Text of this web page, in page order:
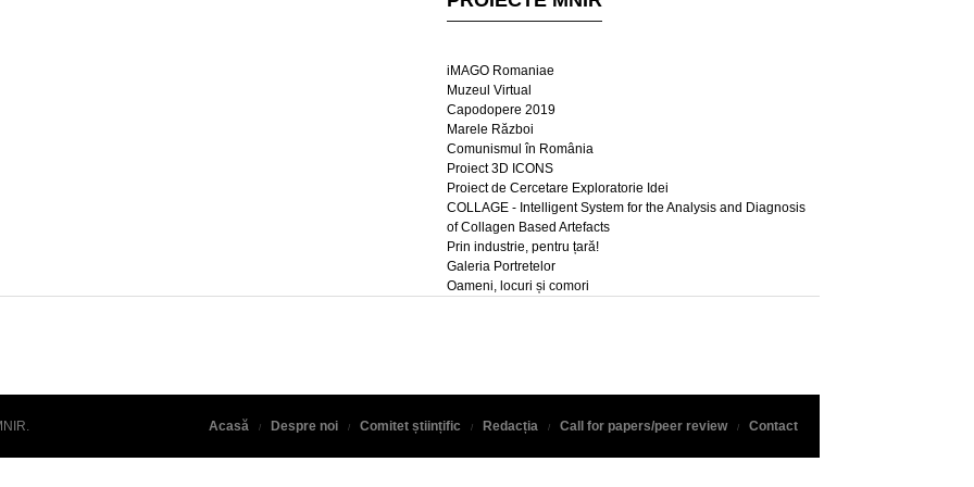
iMAGO Romaniae
Muzeul Virtual
Capodopere 2019
Marele Război
Comunismul în România
Proiect 3D ICONS
Proiect de Cercetare Exploratorie Idei
COLLAGE - Intelligent System for the Analysis and Diagnosis
of Collagen Based Artefacts
Prin industrie, pentru țară!
Galeria Portretelor
Oameni, locuri și comori
. Acasă Despre noi Comitet științific Redacția Call for papers/peer review Contact